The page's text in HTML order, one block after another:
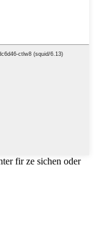
fir ze sichen oder